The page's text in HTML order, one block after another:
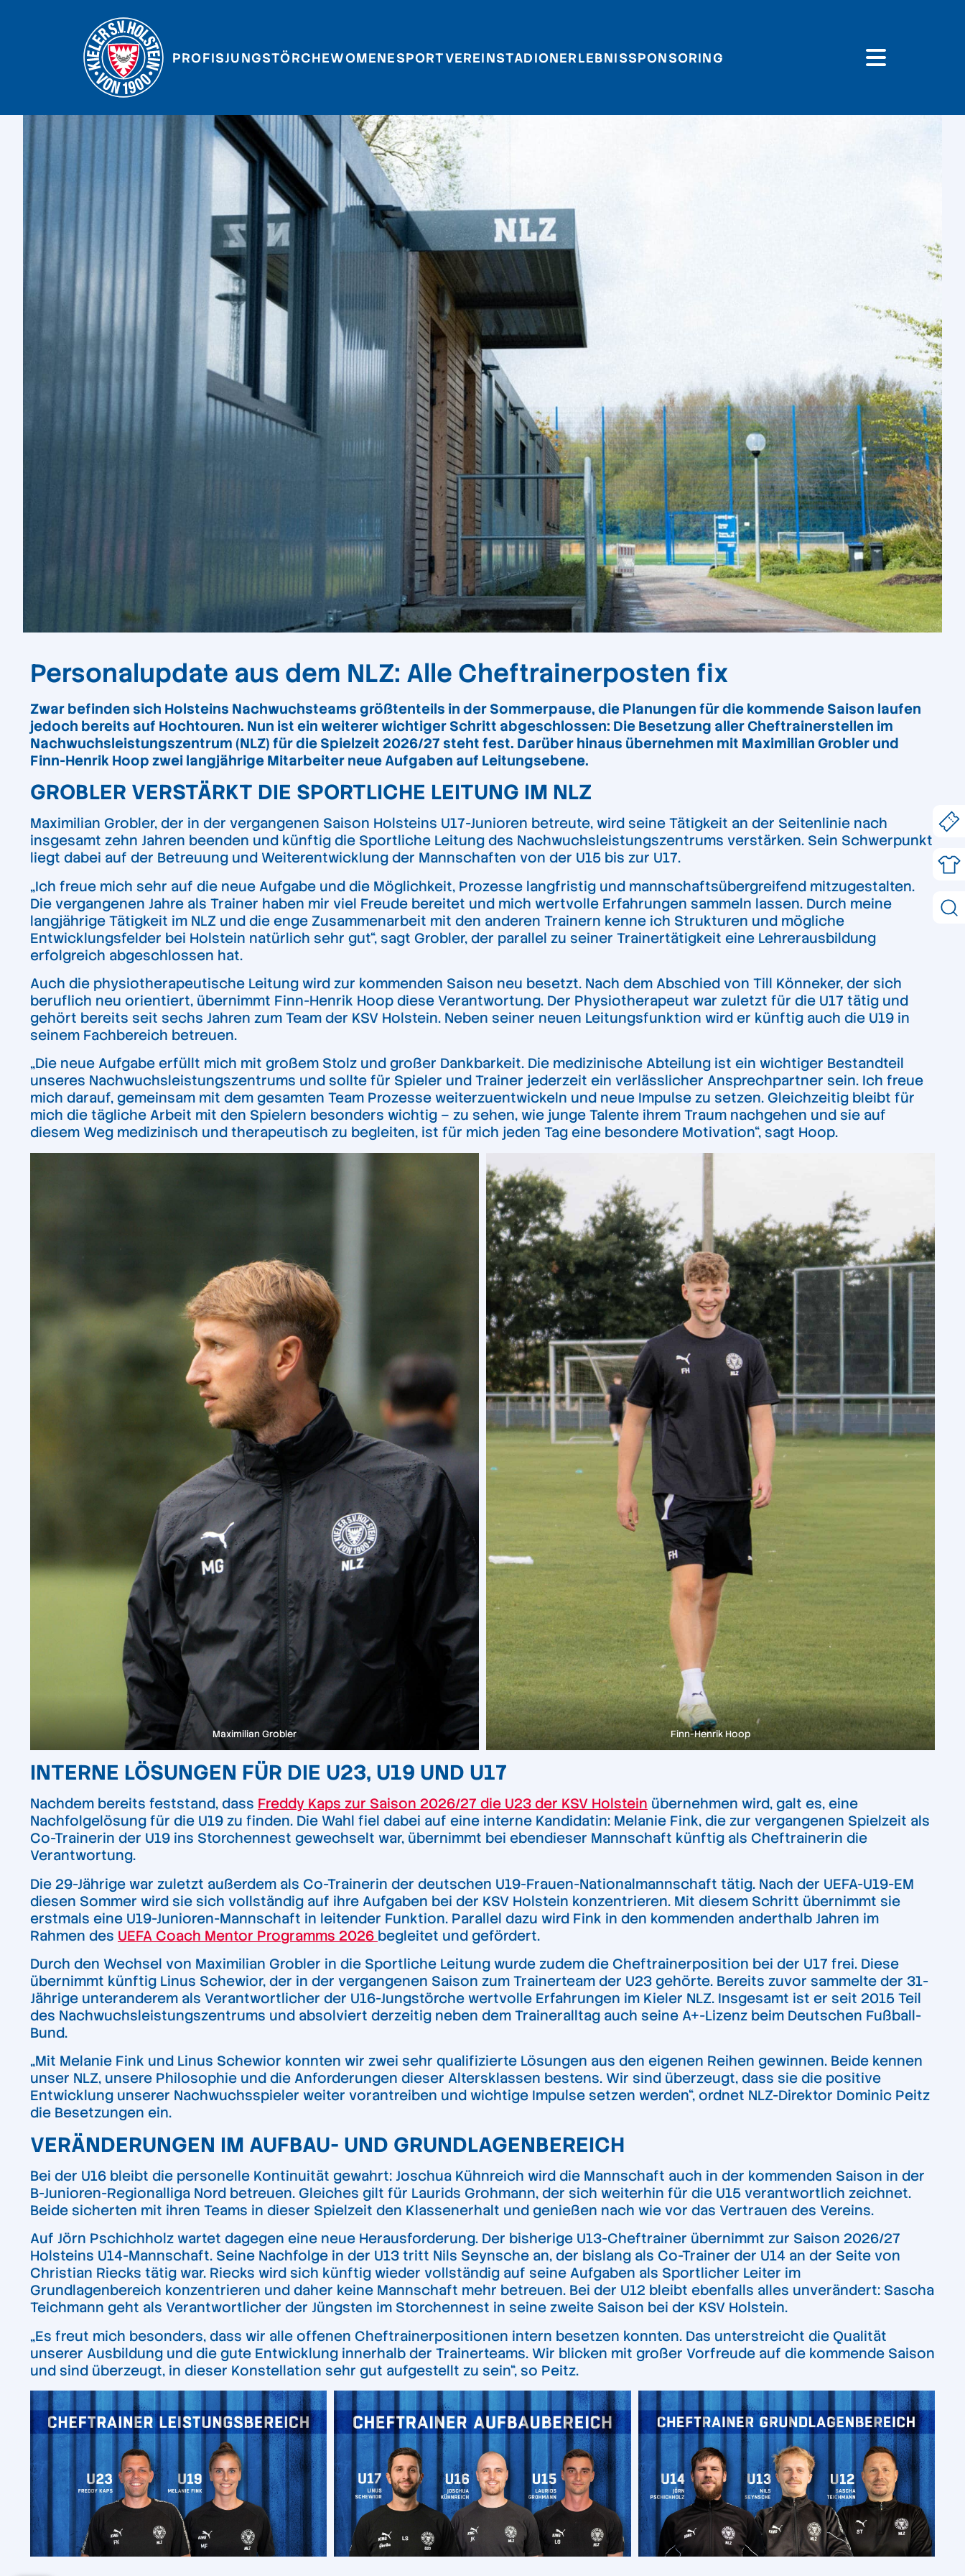
PROFISJUNGSTÖRCHEWOMENESPORTVEREINSTADIONERLEBNISSPONSORING
Personalupdate aus dem NLZ: Alle Cheftrainerposten fix
Zwar befinden sich Holsteins Nachwuchsteams größtenteils in der Sommerpause, die Planungen für die kommende Saison laufen
jedoch bereits auf Hochtouren. Nun ist ein weiterer wichtiger Schritt abgeschlossen: Die Besetzung aller Cheftrainerstellen im
Nachwuchsleistungszentrum (NLZ) für die Spielzeit 2026/27 steht fest. Darüber hinaus übernehmen mit Maximilian Grobler und
Finn-Henrik Hoop zwei langjährige Mitarbeiter neue Aufgaben auf Leitungsebene.
GROBLER VERSTÄRKT DIE SPORTLICHE LEITUNG IM NLZ
Maximilian Grobler, der in der vergangenen Saison Holsteins U17-Junioren betreute, wird seine Tätigkeit an der Seitenlinie nach
insgesamt zehn Jahren beenden und künftig die Sportliche Leitung des Nachwuchsleistungszentrums verstärken. Sein Schwerpunkt
liegt dabei auf der Betreuung und Weiterentwicklung der Mannschaften von der U15 bis zur U17.
„Ich freue mich sehr auf die neue Aufgabe und die Möglichkeit, Prozesse langfristig und mannschaftsübergreifend mitzugestalten.
Die vergangenen Jahre als Trainer haben mir viel Freude bereitet und mich wertvolle Erfahrungen sammeln lassen. Durch meine
langjährige Tätigkeit im NLZ und die enge Zusammenarbeit mit den anderen Trainern kenne ich Strukturen und mögliche
Entwicklungsfelder bei Holstein natürlich sehr gut“, sagt Grobler, der parallel zu seiner Trainertätigkeit eine Lehrerausbildung
erfolgreich abgeschlossen hat.
Auch die physiotherapeutische Leitung wird zur kommenden Saison neu besetzt. Nach dem Abschied von Till Könneker, der sich
beruflich neu orientiert, übernimmt Finn-Henrik Hoop diese Verantwortung. Der Physiotherapeut war zuletzt für die U17 tätig und
gehört bereits seit sechs Jahren zum Team der KSV Holstein. Neben seiner neuen Leitungsfunktion wird er künftig auch die U19 in
seinem Fachbereich betreuen.
„Die neue Aufgabe erfüllt mich mit großem Stolz und großer Dankbarkeit. Die medizinische Abteilung ist ein wichtiger Bestandteil
unseres Nachwuchsleistungszentrums und sollte für Spieler und Trainer jederzeit ein verlässlicher Ansprechpartner sein. Ich freue
mich darauf, gemeinsam mit dem gesamten Team Prozesse weiterzuentwickeln und neue Impulse zu setzen. Gleichzeitig bleibt für
mich die tägliche Arbeit mit den Spielern besonders wichtig – zu sehen, wie junge Talente ihrem Traum nachgehen und sie auf
diesem Weg medizinisch und therapeutisch zu begleiten, ist für mich jeden Tag eine besondere Motivation“, sagt Hoop.
Maximilian Grobler Finn-Henrik Hoop
INTERNE LÖSUNGEN FÜR DIE U23, U19 UND U17
Nachdem bereits feststand, dass Freddy Kaps zur Saison 2026/27 die U23 der KSV Holstein übernehmen wird, galt es, eine
Nachfolgelösung für die U19 zu finden. Die Wahl fiel dabei auf eine interne Kandidatin: Melanie Fink, die zur vergangenen Spielzeit als
Co-Trainerin der U19 ins Storchennest gewechselt war, übernimmt bei ebendieser Mannschaft künftig als Cheftrainerin die
Verantwortung.
Die 29-Jährige war zuletzt außerdem als Co-Trainerin der deutschen U19-Frauen-Nationalmannschaft tätig. Nach der UEFA-U19-EM
diesen Sommer wird sie sich vollständig auf ihre Aufgaben bei der KSV Holstein konzentrieren. Mit diesem Schritt übernimmt sie
erstmals eine U19-Junioren-Mannschaft in leitender Funktion. Parallel dazu wird Fink in den kommenden anderthalb Jahren im
Rahmen des UEFA Coach Mentor Programms 2026 begleitet und gefördert.
Durch den Wechsel von Maximilian Grobler in die Sportliche Leitung wurde zudem die Cheftrainerposition bei der U17 frei. Diese
übernimmt künftig Linus Schewior, der in der vergangenen Saison zum Trainerteam der U23 gehörte. Bereits zuvor sammelte der 31-
Jährige unteranderem als Verantwortlicher der U16-Jungstörche wertvolle Erfahrungen im Kieler NLZ. Insgesamt ist er seit 2015 Teil
des Nachwuchsleistungszentrums und absolviert derzeitig neben dem Traineralltag auch seine A+-Lizenz beim Deutschen Fußball-
Bund.
„Mit Melanie Fink und Linus Schewior konnten wir zwei sehr qualifizierte Lösungen aus den eigenen Reihen gewinnen. Beide kennen
unser NLZ, unsere Philosophie und die Anforderungen dieser Altersklassen bestens. Wir sind überzeugt, dass sie die positive
Entwicklung unserer Nachwuchsspieler weiter vorantreiben und wichtige Impulse setzen werden“, ordnet NLZ-Direktor Dominic Peitz
die Besetzungen ein.
VERÄNDERUNGEN IM AUFBAU- UND GRUNDLAGENBEREICH
Bei der U16 bleibt die personelle Kontinuität gewahrt: Joschua Kühnreich wird die Mannschaft auch in der kommenden Saison in der
B-Junioren-Regionalliga Nord betreuen. Gleiches gilt für Laurids Grohmann, der sich weiterhin für die U15 verantwortlich zeichnet.
Beide sicherten mit ihren Teams in dieser Spielzeit den Klassenerhalt und genießen nach wie vor das Vertrauen des Vereins.
Auf Jörn Pschichholz wartet dagegen eine neue Herausforderung. Der bisherige U13-Cheftrainer übernimmt zur Saison 2026/27
Holsteins U14-Mannschaft. Seine Nachfolge in der U13 tritt Nils Seynsche an, der bislang als Co-Trainer der U14 an der Seite von
Christian Riecks tätig war. Riecks wird sich künftig wieder vollständig auf seine Aufgaben als Sportlicher Leiter im
Grundlagenbereich konzentrieren und daher keine Mannschaft mehr betreuen. Bei der U12 bleibt ebenfalls alles unverändert: Sascha
Teichmann geht als Verantwortlicher der Jüngsten im Storchennest in seine zweite Saison bei der KSV Holstein.
„Es freut mich besonders, dass wir alle offenen Cheftrainerpositionen intern besetzen konnten. Das unterstreicht die Qualität
unserer Ausbildung und die gute Entwicklung innerhalb der Trainerteams. Wir blicken mit großer Vorfreude auf die kommende Saison
und sind überzeugt, in dieser Konstellation sehr gut aufgestellt zu sein“, so Peitz.